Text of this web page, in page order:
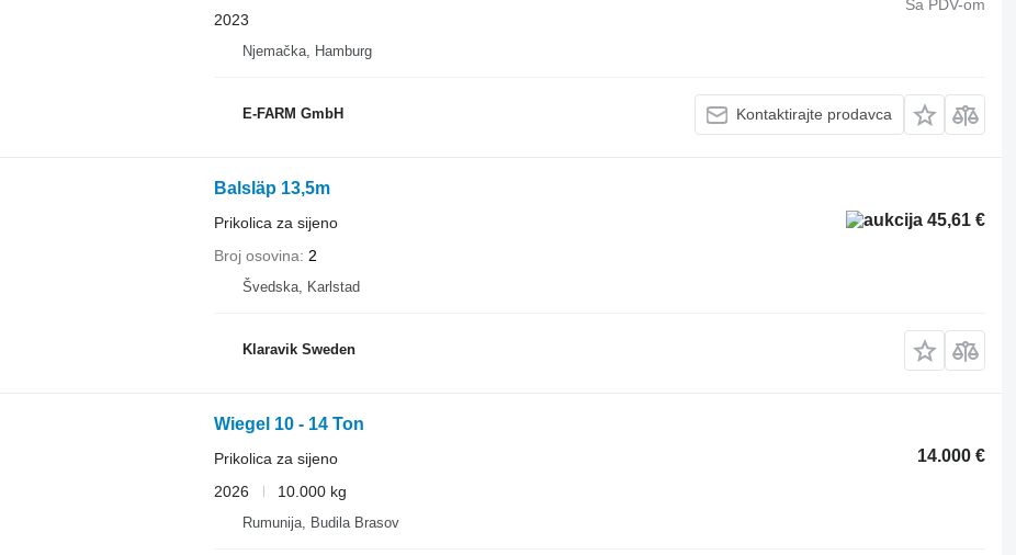
Sa PDV-om
2023
Njemačka, Hamburg
E-FARM GmbH Kontaktirajte prodavca
Balsläp 13,5m
45,61 €
Prikolica za sijeno
Broj osovina
2
Švedska, Karlstad
Klaravik Sweden
Wiegel 10 - 14 Ton
14.000 €
Prikolica za sijeno
2026
10.000 kg
Rumunija, Budila Brasov